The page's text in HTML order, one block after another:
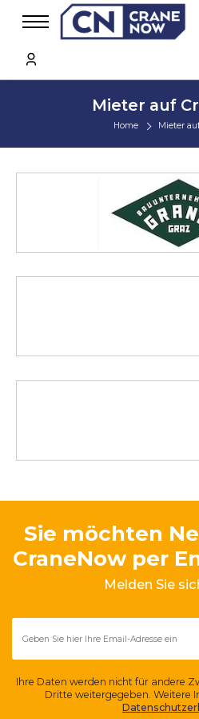
Mieter auf
Home Mieter
Sie möchten
CraneNow per
Melden Sie
Ihre Daten werden nicht für andere
Dritte weitergegeben. Weitere